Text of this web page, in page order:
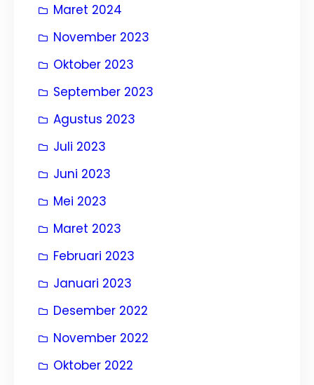
Maret 2024
November 2023
Oktober 2023
September 2023
Agustus 2023
Juli 2023
Juni 2023
Mei 2023
Maret 2023
Februari 2023
Januari 2023
Desember 2022
November 2022
Oktober 2022